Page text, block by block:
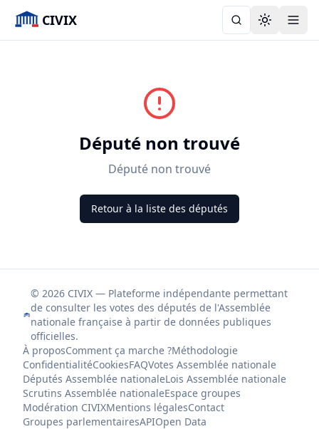
CIVIX Toggle
Député non trouvé
Député non trouvé
Retour à la liste des députés
© 2026 CIVIX — Plateforme indépendante permettant
de consulter les votes des députés de l'Assemblée
nationale française à partir de données publiques
officielles.
À proposComment ça marche ?Méthodologie
ConfidentialitéCookiesFAQVotes Assemblée nationale
Députés Assemblée nationaleLois Assemblée nationale
Scrutins Assemblée nationaleEspace groupes
Modération CIVIXMentions légalesContact
Groupes parlementairesAPIOpen Data